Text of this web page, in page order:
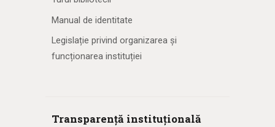
Manual de identitate
Legislație privind organizarea și
funcționarea instituției
Transparență instituțională